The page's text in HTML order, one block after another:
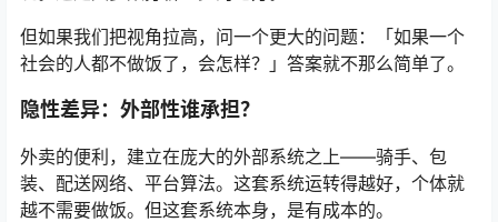
但如果我们把视角拉高，问一个更大的问题：「如果一个
社会的人都不做饭了，会怎样？」答案就不那么简单了。
隐性差异：外部性谁承担？
外卖的便利，建立在庞大的外部系统之上——骑手、包
装、配送网络、平台算法。这套系统运转得越好，个体就
越不需要做饭。但这套系统本身，是有成本的。